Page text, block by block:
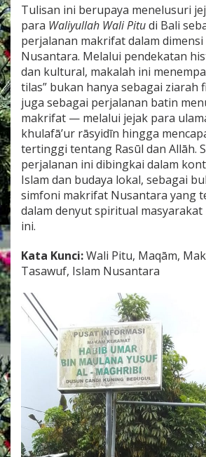
H
U
L
A
F
Ā
’
R
R
Ā
S
I
D
Ī
N
G
G
L
&
A
L
L
O
O
O
H
Tulisan ini berupaya menelusuri
para Waliyullah Wali Pitudi Bali
perjalanan makrifat dalam
Nusantara. Melalui pendekatan
dan kultural, makalah ini
tilas” bukan hanya sebagai ziarah
juga sebagai perjalanan batin
makrifat — melalui jejak para
khulafā’ur rāsyidīn hingga
tertinggi tentang Rasūl dan Allāh.
perjalanan ini dibingkai dalam
Islam dan budaya lokal, sebagai
simfoni makrifat Nusantara yang
dalam denyut spiritual
ini.
Kata Kunci:Wali Pitu, Maqām,
Tasawuf, Islam Nusantara